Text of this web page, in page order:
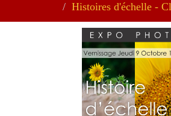
Histoires d'échelle -